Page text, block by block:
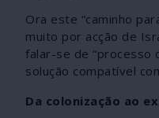
Ora este “caminho
muito por acção de
falar-se de “processo
solução compatível
Da colonização ao